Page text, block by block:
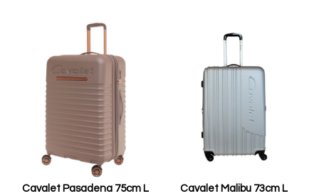
Cavalet Pasadena 75cm L
Cavalet Malibu 73cm L